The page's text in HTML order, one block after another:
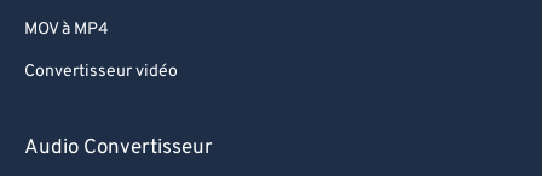
MOV à MP4
Convertisseur vidéo
Audio Convertisseur